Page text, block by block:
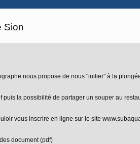
Sion
nous propose de nous "initier" à la
puis la possibilité de partager un souper au
vous inscrire en ligne sur le site
document (pdf)